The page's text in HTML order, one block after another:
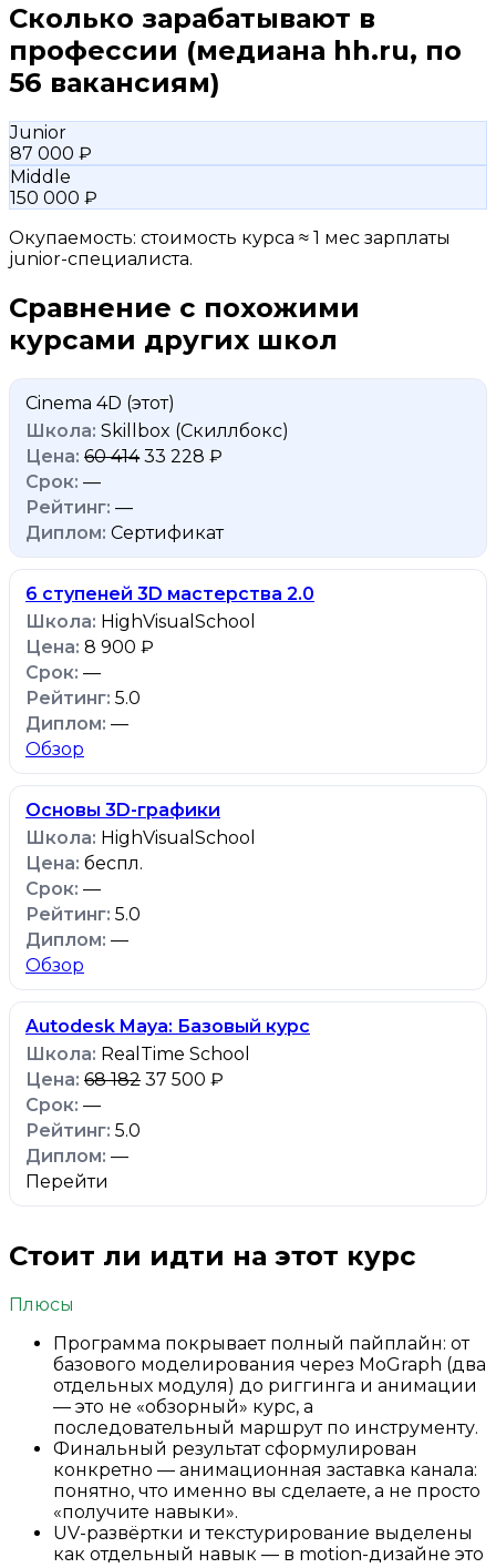
Сколько зарабатывают в
профессии (медиана hh.ru, по
56 вакансиям)
Junior
87 000 ₽
Middle
150 000 ₽
Окупаемость: стоимость курса ≈ 1 мес зарплаты
junior-специалиста.
Сравнение с похожими
курсами других школ
Cinema 4D (этот)
Skillbox (Скиллбокс)
60 41433 228 ₽
—
—
Сертификат
6 ступеней 3D мастерства 2.0
HighVisualSchool
8 900 ₽
—
5.0
—
Обзор
Основы 3D-графики
HighVisualSchool
беспл.
—
5.0
—
Обзор
Autodesk Maya: Базовый курс
RealTime School
68 182 37 500 ₽
—
5.0
—
Перейти
Стоит ли идти на этот курс
Плюсы
Программа покрывает полный пайплайн: от
базового моделирования через MoGraph (два
отдельных модуля) до риггинга и анимации
— это не «обзорный» курс, а
последовательный маршрут по инструменту.
Финальный результат сформулирован
конкретно — анимационная заставка канала:
понятно, что именно вы сделаете, а не просто
«получите навыки».
UV-развёртки и текстурирование выделены
как отдельный навык — в motion-дизайне это